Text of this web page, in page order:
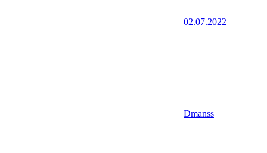
02.07.2022
Dmanss